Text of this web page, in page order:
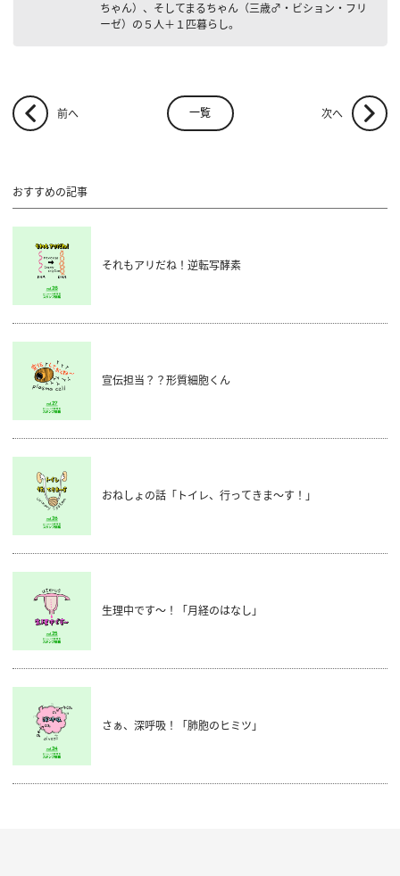
ちゃん）、そしてまるちゃん（三歳♂・ビション・フリ
ーゼ）の５人＋１匹暮らし。
前へ 一覧 次へ
おすすめの記事
それもアリだね！逆転写酵素
宣伝担当？？形質細胞くん
おねしょの話「トイレ、行ってきま～す！」
生理中です～！「月経のはなし」
さぁ、深呼吸！「肺胞のヒミツ」